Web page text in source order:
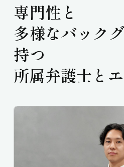
専門性と
多様なバック
持つ
所属弁護士と